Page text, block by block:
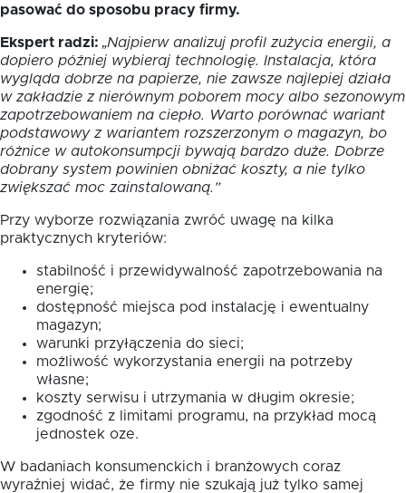
pasować do sposobu pracy firmy.
Ekspert radzi: „Najpierw analizuj profil zużycia energii, a
dopiero później wybieraj technologię. Instalacja, która
wygląda dobrze na papierze, nie zawsze najlepiej działa
w zakładzie z nierównym poborem mocy albo sezonowym
zapotrzebowaniem na ciepło. Warto porównać wariant
podstawowy z wariantem rozszerzonym o magazyn, bo
różnice w autokonsumpcji bywają bardzo duże. Dobrze
dobrany system powinien obniżać koszty, a nie tylko
zwiększać moc zainstalowaną.”
Przy wyborze rozwiązania zwróć uwagę na kilka
praktycznych kryteriów:
stabilność i przewidywalność zapotrzebowania na
energię;
dostępność miejsca pod instalację i ewentualny
magazyn;
warunki przyłączenia do sieci;
możliwość wykorzystania energii na potrzeby
własne;
koszty serwisu i utrzymania w długim okresie;
zgodność z limitami programu, na przykład mocą
jednostek oze.
W badaniach konsumenckich i branżowych coraz
wyraźniej widać, że firmy nie szukają już tylko samej